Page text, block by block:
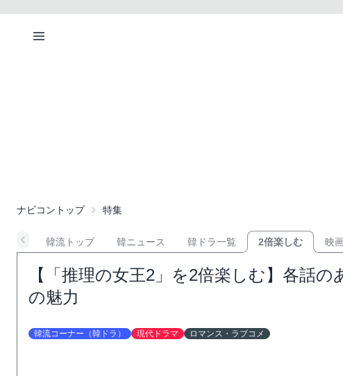
ナビコントップ 特集
韓流トップ 韓ニュース 韓ドラ一覧 2倍楽しむ 映
【「推理の女王2」を2倍楽しむ】各話
の魅力
韓流コーナー（韓ドラ） 現代ドラマ ロマンス・ラブコメ